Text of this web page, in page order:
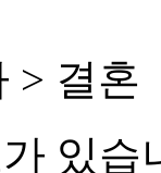
> 결혼
있